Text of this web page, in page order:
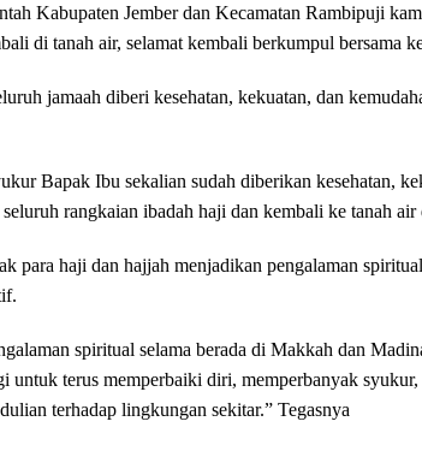
Kabupaten Jember dan Kecamatan Rambipuji
di tanah air, selamat kembali berkumpul bersama
jamaah diberi kesehatan, kekuatan, dan
Bapak Ibu sekalian sudah diberikan kesehatan,
rangkaian ibadah haji dan kembali ke tanah air
para haji dan hajjah menjadikan pengalaman
spiritual selama berada di Makkah dan
untuk terus memperbaiki diri, memperbanyak
terhadap lingkungan sekitar.” Tegasnya